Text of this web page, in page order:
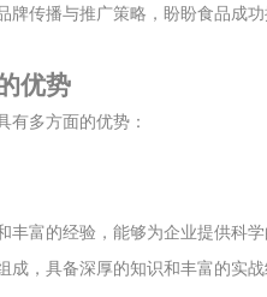
牌传播与推广策略，盼盼食品成
优势
有多方面的优势：
丰富的经验，能够为企业提供科
，具备深厚的知识和丰富的实战